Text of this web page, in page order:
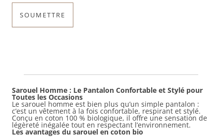
Sarouel Homme : Le Pantalon Confortable et Stylé pour
Toutes les Occasions
Le sarouel homme est bien plus qu’un simple pantalon :
c’est un vêtement à la fois confortable, respirant et stylé.
Conçu en coton 100 % biologique, il offre une sensation de
légèreté inégalée tout en respectant l’environnement.
Les avantages du sarouel en coton bio